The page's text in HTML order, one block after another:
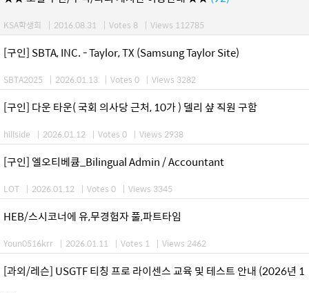
KSA학생회 | 2016.08.31 | Votes 8 | Views 112785
[구인] SBTA, INC. - Taylor, TX (Samsung Taylor Site)
SBTA2025 | 2026.01.13 | Votes 0 | Views 3282
[구인] 다운 타운( 국회 의사당 근처, 10가 ) 델리 샾 직원 구함
hillside | 2026.01.12 | Votes 0 | Views 2938
[구인] 엘오티베큠_Bilingual Admin / Accountant
LOT | 2026.01.12 | Votes 0 | Views 3345
HEB/스시코너에 유,무경험자 풀,파트타임
Youn0516krr | 2026.01.11 | Votes 1 | Views 2462
[과외/레슨] USGTF 티칭 프로 라이센스 교육 및 테스트 안내 (2026년 1